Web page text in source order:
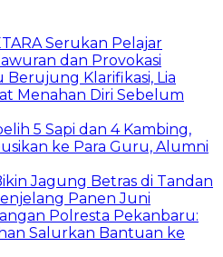
Serukan Pelajar
dan Provokasi
Berujung Klarifikasi, Lia
Menahan Diri Sebelum
5 Sapi dan 4 Kambing,
ke Para Guru, Alumni
Jagung Betras di Tandan
Panen Juni
Polresta Pekanbaru:
Salurkan Bantuan ke